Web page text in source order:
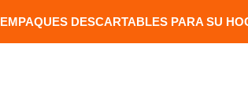
EMPAQUES DESCARTABLES PARA SU